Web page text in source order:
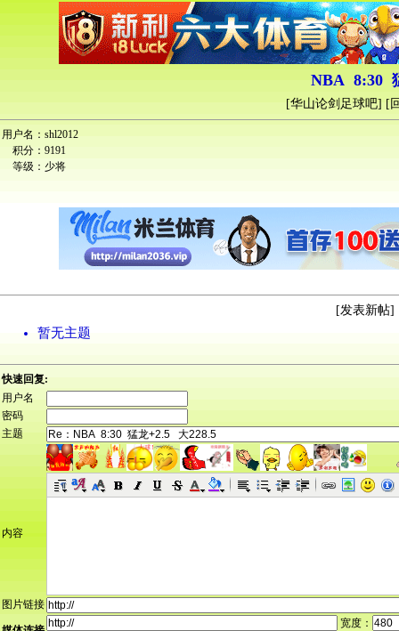
NBA 8:30
[华山论剑足球吧] [
用户名： shl2012
积分： 9191
等级： 少将
[发表新帖]
暂无主题
快速回复:
用户名
密码
主题
内容
图片链接
宽度：